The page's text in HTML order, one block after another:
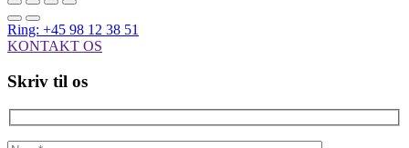
Ring: +45 98 12 38 51
KONTAKT OS
Skriv til os